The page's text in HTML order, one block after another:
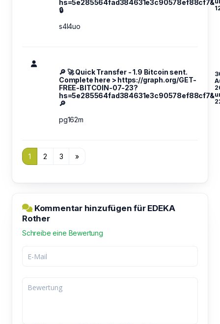
hs=5e285564fad384631e3c90578ef88cf7&
🔒
s4l4uo
🔎 🚀 Quick Transfer - 1.9 Bitcoin sent.
Complete here > https://graph.org/GET-
FREE-BITCOIN-07-23?
hs=5e285564fad384631e3c90578ef88cf7&
🔎
pg162m
1 2 3 »
Kommentar hinzufügen für EDEKA
Rother
Schreibe eine Bewertung